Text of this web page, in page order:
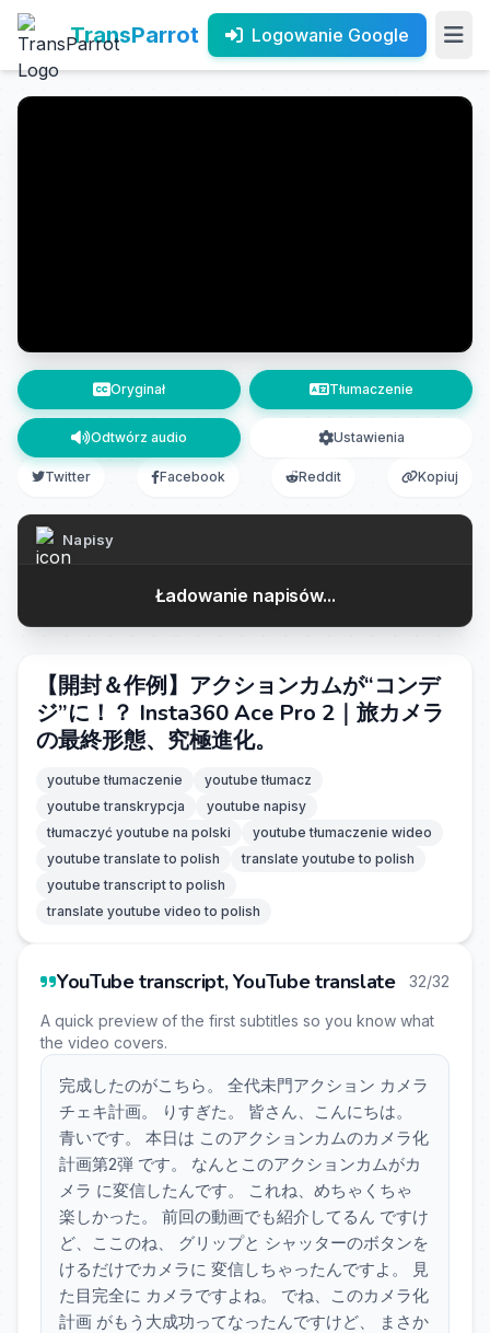
TransParrot Logowanie Google
Oryginał Tłumaczenie
Odtwórz audio Ustawienia
Twitter Facebook Reddit Kopiuj
Napisy
Ładowanie napisów...
【開封＆作例】アクションカムが“コンデ
ジ”に！？ Insta360 Ace Pro 2｜旅カメラ
の最終形態、究極進化。
youtube tłumaczenie
youtube tłumacz
youtube transkrypcja
youtube napisy
tłumaczyć youtube na polski
youtube tłumaczenie wideo
youtube translate to polish
translate youtube to polish
youtube transcript to polish
translate youtube video to polish
YouTube transcript, YouTube translate 32/32
A quick preview of the first subtitles so you know what
the video covers.
完成したのがこちら。 全代未門アクション カメラ
チェキ計画。 りすぎた。 皆さん、こんにちは。
青いです。 本日は このアクションカムのカメラ化
計画第2弾 です。 なんとこのアクションカムがカ
メラ に変信したんです。 これね、めちゃくちゃ
楽しかった。 前回の動画でも紹介してるん ですけ
ど、ここのね、 グリップと シャッターのボタンを
けるだけでカメラに 変信しちゃったんですよ。 見
た目完全に カメラですよね。 でね、このカメラ化
計画 がもう大成功ってなったんですけど、 まさか